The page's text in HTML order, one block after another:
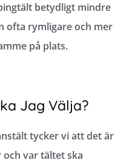
betydligt mindre
ofta rymligare och mer
på plats.
Jag Välja?
tycker vi att det är
var tältet ska